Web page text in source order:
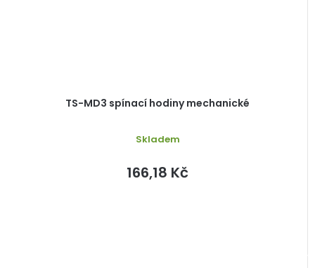
TS-MD3 spínací hodiny mechanické
Skladem
166,18 Kč